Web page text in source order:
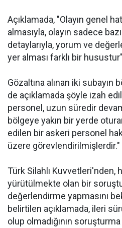
Açıklamada, "Olayın genel
almasıyla, olayın sadece
detaylarıyla, yorum ve
yer alması farklı bir
Gözaltına alınan iki
de açıklamada şöyle izah
personel, uzun süredir
bölgeye yakın bir yerde
edilen bir askeri personel
üzere görevlendirilmişlerdir."
Türk Silahlı Kuvvetleri'nden,
yürütülmekte olan bir
değerlendirme yapmasını
belirtilen açıklamada, ileri
olup olmadığının